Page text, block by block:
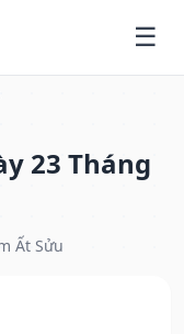
23 Tháng
Ất Sửu